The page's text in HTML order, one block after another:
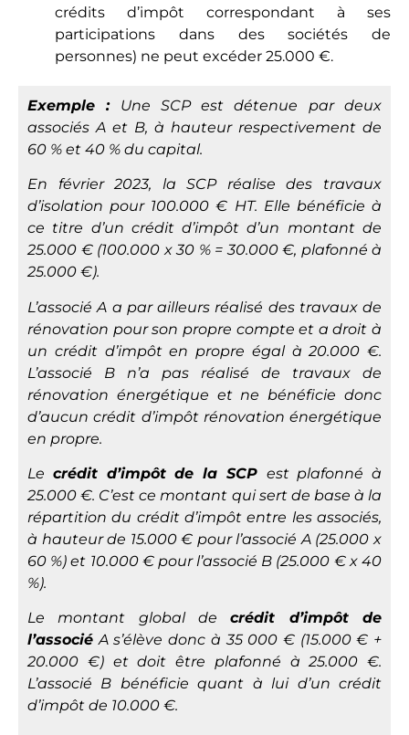
crédits d’impôt correspondant à ses
participations dans des sociétés de
personnes) ne peut excéder 25.000 €.
Exemple :Une SCP est détenue par deux
associés A et B, à hauteur respectivement de
60 % et 40 % du capital.
En février 2023, la SCP réalise des travaux
d’isolation pour 100.000 € HT. Elle bénéficie à
ce titre d’un crédit d’impôt d’un montant de
25.000 € (100.000 x 30 % = 30.000 €, plafonné à
25.000 €).
L’associé A a par ailleurs réalisé des travaux de
rénovation pour son propre compte et a droit à
un crédit d’impôt en propre égal à 20.000 €.
L’associé B n’a pas réalisé de travaux de
rénovation énergétique et ne bénéficie donc
d’aucun crédit d’impôt rénovation énergétique
en propre.
Le crédit d’impôt de la SCP est plafonné à
25.000 €. C’est ce montant qui sert de base à la
répartition du crédit d’impôt entre les associés,
à hauteur de 15.000 € pour l’associé A (25.000 x
60 %) et 10.000 € pour l’associé B (25.000 € x 40
%).
Le montant global decrédit d’impôt de
l’associé A s’élève donc à 35 000 € (15.000 € +
20.000 €) et doit être plafonné à 25.000 €.
L’associé B bénéficie quant à lui d’un crédit
d’impôt de 10.000 €.